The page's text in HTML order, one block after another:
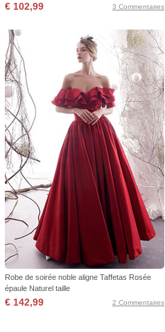
€ 102,99 3 Commentaires
Robe de soirée noble aligne Taffetas Rosée
épaule Naturel taille
€ 142,99 2 Commentaires